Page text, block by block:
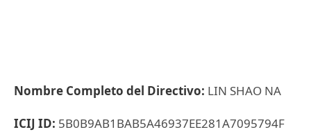
Nombre Completo del Directivo: LIN SHAO NA
ICIJ ID: 5B0B9AB1BAB5A46937EE281A7095794F